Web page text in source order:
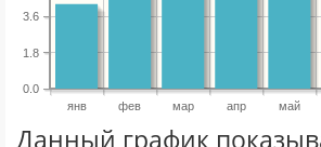
янв фев мар апр май
0.0
1.8
3.6
Данный график